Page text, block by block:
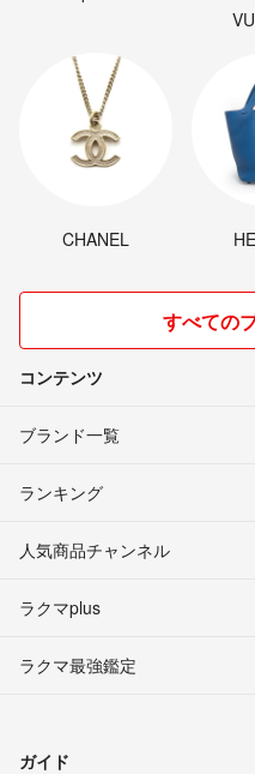
CHANEL
すべての
コンテンツ
ブランド一覧
ランキング
人気商品チャンネル
ラクマplus
ラクマ最強鑑定
ガイド